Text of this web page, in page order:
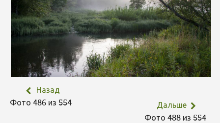
Назад
Фото 486 из 554
Дальше
Фото 488 из 554